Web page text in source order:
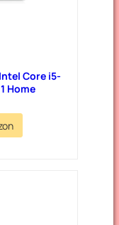
Core i5-
Home